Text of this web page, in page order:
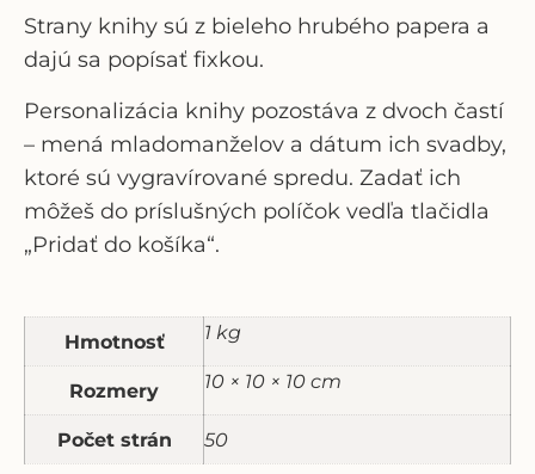
Strany knihy sú z bieleho hrubého papera a
dajú sa popísať fixkou.
Personalizácia knihy pozostáva z dvoch častí
– mená mladomanželov a dátum ich svadby,
ktoré sú vygravírované spredu. Zadať ich
môžeš do príslušných políčok vedľa tlačidla
„Pridať do košíka“.
Hmotnosť 1 kg
Rozmery 10 × 10 × 10 cm
Počet strán 50